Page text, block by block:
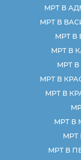
МРТ В
МРТ В
МРТ В
МРТ В
МРТ
МРТ В
МРТ В
МРТ В
МРТ
МРТ В